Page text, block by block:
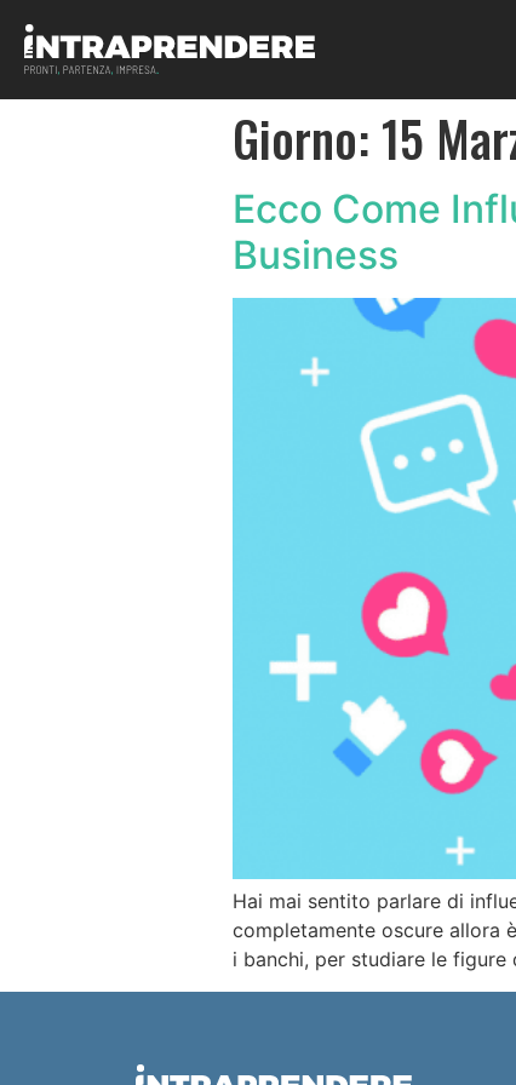
Giorno: 15
Ecco Come
Business
Hai mai sentito parlare di
completamente oscure allora
i banchi, per studiare le